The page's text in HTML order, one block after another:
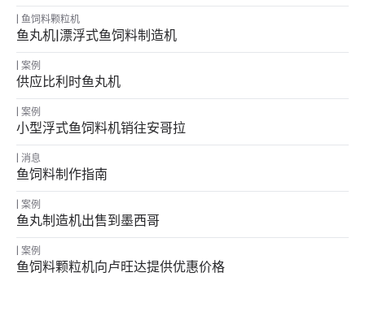
鱼饲料颗粒机
鱼丸机|漂浮式鱼饲料制造机
案例
供应比利时鱼丸机
案例
小型浮式鱼饲料机销往安哥拉
消息
鱼饲料制作指南
案例
鱼丸制造机出售到墨西哥
案例
鱼饲料颗粒机向卢旺达提供优惠价格